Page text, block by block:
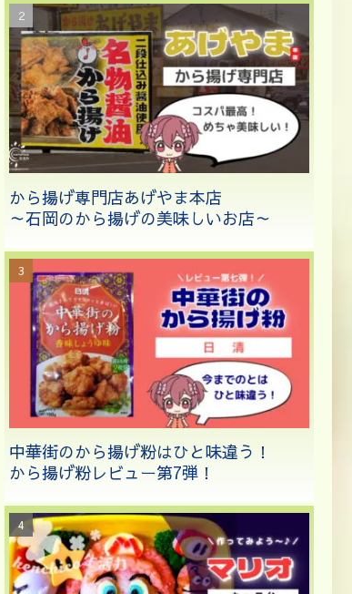
から揚げ専門店あげやま本店
～石岡のから揚げの美味しいお店～
中華街のから揚げ粉はひと味違う！
から揚げ粉レビュー第7弾！